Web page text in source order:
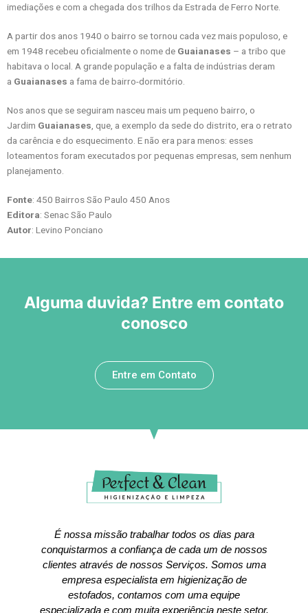
imediações e com a chegada dos trilhos da Estrada de Ferro Norte.
A partir dos anos 1940 o bairro se tornou cada vez mais populoso, e
em 1948 recebeu oficialmente o nome de Guaianases – a tribo que
habitava o local. A grande população e a falta de indústrias deram
a Guaianases a fama de bairro-dormitório.
Nos anos que se seguiram nasceu mais um pequeno bairro, o
Jardim Guaianases , que, a exemplo da sede do distrito, era o retrato
da carência e do esquecimento. E não era para menos: esses
loteamentos foram executados por pequenas empresas, sem nenhum
planejamento.
Fonte: 450 Bairros São Paulo 450 Anos
Editora: Senac São Paulo
Autor: Levino Ponciano
Alguma duvida? Entre em contato
conosco
Entre em Contato
É nossa missão trabalhar todos os dias para
conquistarmos a confiança de cada um de nossos
clientes através de nossos Serviços. Somos uma
empresa especialista em higienização de
estofados, contamos com uma equipe
especializada e com muita experiência neste setor.